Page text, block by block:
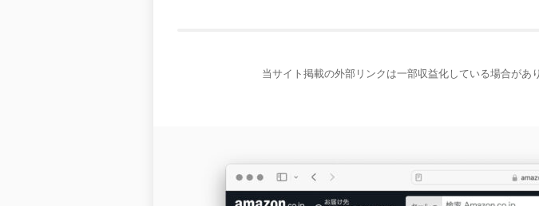
当サイト掲載の外部リンクは一部収益化している場合があ